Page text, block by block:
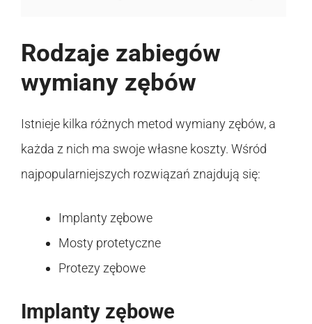
Rodzaje zabiegów
wymiany zębów
Istnieje kilka różnych metod wymiany zębów, a
każda z nich ma swoje własne koszty. Wśród
najpopularniejszych rozwiązań znajdują się:
Implanty zębowe
Mosty protetyczne
Protezy zębowe
Implanty zębowe